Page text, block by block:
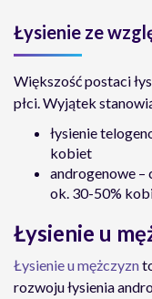
Łysienie ze
Większość postaci
płci. Wyjątek
łysienie
kobiet
androgenowe
ok. 30-50%
Łysienie u
Łysienie u mężczyzn
rozwoju łysienia